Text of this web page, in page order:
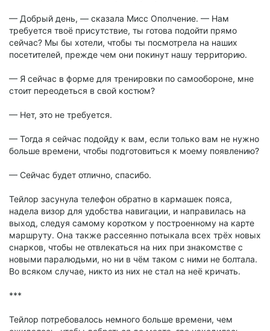
— Добрый день, — сказала Мисс Ополчение. — Нам
требуется твоё присутствие, ты готова подойти прямо
сейчас? Мы бы хотели, чтобы ты посмотрела на наших
посетителей, прежде чем они покинут нашу территорию.
— Я сейчас в форме для тренировки по самообороне, мне
стоит переодеться в свой костюм?
— Нет, это не требуется.
— Тогда я сейчас подойду к вам, если только вам не нужно
больше времени, чтобы подготовиться к моему появлению?
— Сейчас будет отлично, спасибо.
Тейлор засунула телефон обратно в кармашек пояса,
надела визор для удобства навигации, и направилась на
выход, следуя самому коротком у построенному на карте
маршруту. Она также рассеянно потыкала всех трёх новых
снарков, чтобы не отвлекаться на них при знакомстве с
новыми паралюдьми, но ни в чём таком с ними не болтала.
Во всяком случае, никто из них не стал на неё кричать.
***
Тейлор потребовалось немного больше времени, чем